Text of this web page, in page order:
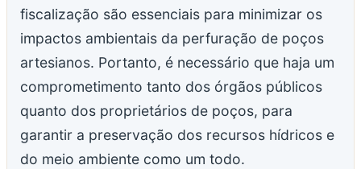
fiscalização são essenciais para minimizar os
impactos ambientais da perfuração de poços
artesianos. Portanto, é necessário que haja um
comprometimento tanto dos órgãos públicos
quanto dos proprietários de poços, para
garantir a preservação dos recursos hídricos e
do meio ambiente como um todo.